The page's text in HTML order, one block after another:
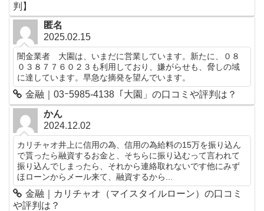
判】
匿名
2025.02.15
闇金業者 大園は、いまだに営業しています。新たに、０８
０３８７７６０２３も利用しており、嫌がらせも、脅しの域
に達しています。早急な摘発を望んでいます。
金融｜03ｰ5985-4138「大園」の口コミや評判は？
かん
2024.12.02
カリチャオ井上に信用の為、信用の為給料の15万を振り込ん
で貰ったら融資するお金と、そちらに振り込むって言われて
振り込んでしまったら、それから連絡取れないです他にみず
ほローンからメール来て、融資するから...
金融｜カリチャオ（マイスタイルローン）の口コミ
や評判は？